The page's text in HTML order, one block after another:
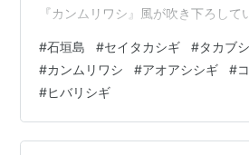
『カンムリワシ』風が吹き下ろして
ています。 『アオアシシギ』 『ア
い個体です。 『アオサギ』 『コチド
ギ』足指が長いですね。 『コチドリ
撮影
#石垣島 #セイタカシギ #タカブ
#カンムリワシ #アオアシシギ #
#ヒバリシギ